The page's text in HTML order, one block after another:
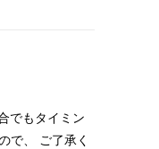
でもタイミン
で、 ご了承く